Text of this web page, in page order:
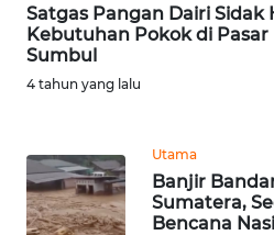
Satgas Pangan Dairi Sidak
Kebutuhan Pokok di Pasar
Sumbul
4 tahun yang lalu
Utama
Banjir
Sumatera,
Bencana
WN
SULTENG
WN
BABEL